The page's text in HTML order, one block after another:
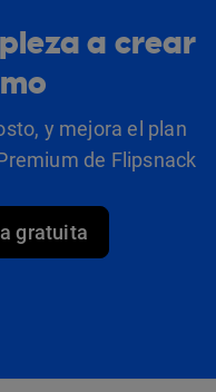
a crear
y mejora el plan
de Flipsnack
gratuita